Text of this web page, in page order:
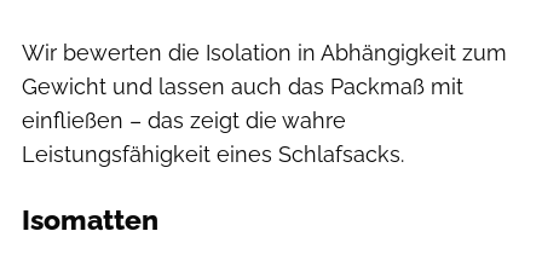
Wir bewerten die Isolation in Abhängigkeit zum
Gewicht und lassen auch das Packmaß mit
einfließen – das zeigt die wahre
Leistungsfähigkeit eines Schlafsacks.
Isomatten